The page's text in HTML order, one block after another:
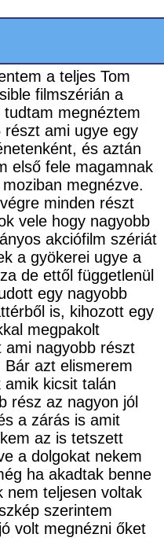
a teljes Tom
filmszérián a
megnéztem
ami ugye egy
és aztán
első fele magamnak
megnézve.
minden részt
vele hogy nagyobb
akciófilm szériát
a gyökerei ugye a
de ettől függetlenül
egy nagyobb
is, kihozott egy
megpakolt
ami nagyobb részt
azt elismerem
amik kicsit talán
rész az nagyon jól
a zárás is amit
az is tetszett
a dolgokat nekem
ha akadtak benne
nem teljesen voltak
szerintem
volt megnézni őket